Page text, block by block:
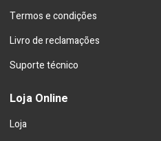
Termos e condições
Livro de reclamações
Suporte técnico
Loja Online
Loja